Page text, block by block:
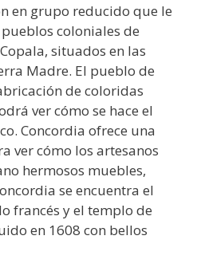
en grupo reducido que le
coloniales de
situados en las
Madre. El pueblo de
de coloridas
ver cómo se hace el
Concordia ofrece una
ver cómo los artesanos
hermosos muebles,
se encuentra el
francés y el templo de
en 1608 con bellos